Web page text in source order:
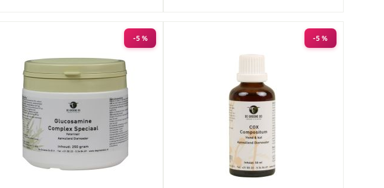
-5 % -5 %